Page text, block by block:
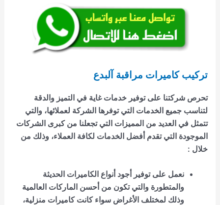
تركيب كاميرات مراقبة آلبدع
تحرص شركتنا على توفير خدمات غاية في التميز والدقة
لتناسب جميع الخدمات التي توفرها الشركة لعملائها، والتي
تتمثل في العديد من المميزات التي تجعلنا من كبرى الشركات
الموجودة التي تقدم أفضل الخدمات لكافة العملاء، وذلك من
خلال :
نعمل على توفير أجود أنواع الكاميرات الحديثة
والمتطورة والتي تكون من أحسن الماركات العالمية
وذلك لمختلف الأغراض سواء كانت كاميرات منزلية،